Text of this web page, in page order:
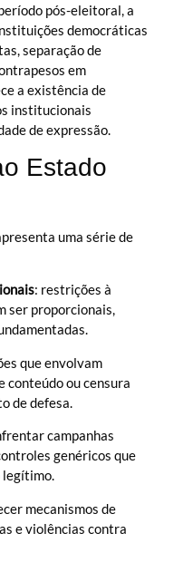
pós-eleitoral, a
democráticas
separação de
em
a existência de
institucionais
de expressão.
Estado
uma série de
: restrições à
ser proporcionais,
que envolvam
conteúdo ou censura
de defesa.
campanhas
genéricos que
legítimo.
mecanismos de
e violências contra